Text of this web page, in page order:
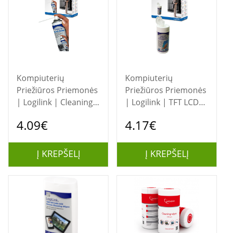
Kompiuterių
Priežiūros Priemonės
| Logilink | Cleaning
| Compressed air
4.09€
Į KREPŠELĮ
Kompiuterių
Priežiūros Priemonės
| Logilink | TFT LCD
cleaner
4.17€
Į KREPŠELĮ